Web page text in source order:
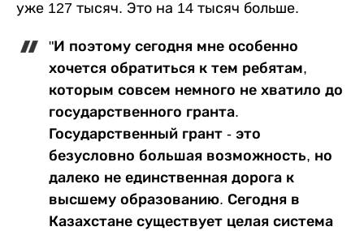
уже 127 тысяч. Это на 14 тысяч больше.
"И поэтому сегодня мне особенно
хочется обратиться к тем ребятам,
которым совсем немного не хватило до
государственного гранта.
Государственный грант - это
безусловно большая возможность, но
далеко не единственная дорога к
высшему образованию. Сегодня в
Казахстане существует целая система